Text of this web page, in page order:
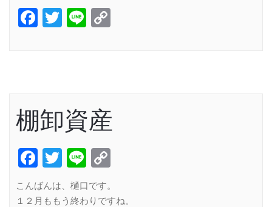
Facebook
Twitter
Line
棚卸資産
Facebook
Twitter
Line
こんばんは、樋口です。
１２月ももう終わりですね。